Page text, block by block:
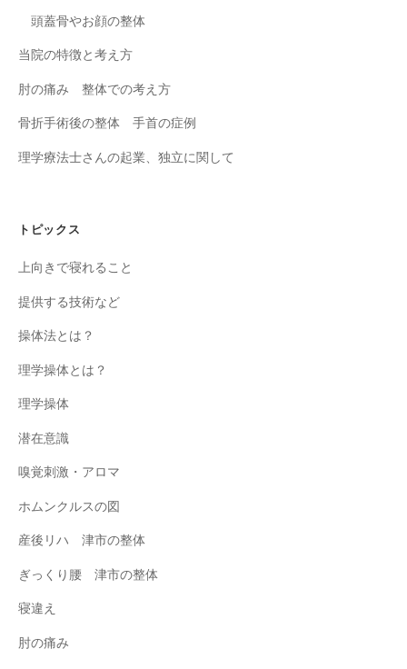
頭蓋骨やお顔の整体
当院の特徴と考え方
肘の痛み 整体での考え方
骨折手術後の整体 手首の症例
理学療法士さんの起業、独立に関して
トピックス
上向きで寝れること
提供する技術など
操体法とは？
理学操体とは？
理学操体
潜在意識
嗅覚刺激・アロマ
ホムンクルスの図
産後リハ 津市の整体
ぎっくり腰 津市の整体
寝違え
肘の痛み